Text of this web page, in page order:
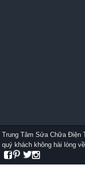
Trung Tâm Sửa Chữa Điện
quý khách không hài lòng